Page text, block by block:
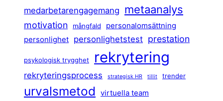
medarbetarengagemang metaanalys
motivation mångfald
personalomsättning
personlighet personlighetstest prestation
psykologisk trygghet rekrytering
rekryteringsprocess strategisk HR tillit trender
urvalsmetod virtuella team